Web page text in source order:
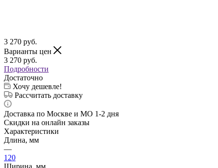
3 270 руб.
Варианты цен
3 270 руб.
Подробности
Достаточно
Хочу дешевле!
Рассчитать доставку
Доставка по Москве и МО 1-2 дня
Скидки на онлайн заказы
Характеристики
Длина, мм
—
120
Ширина, мм